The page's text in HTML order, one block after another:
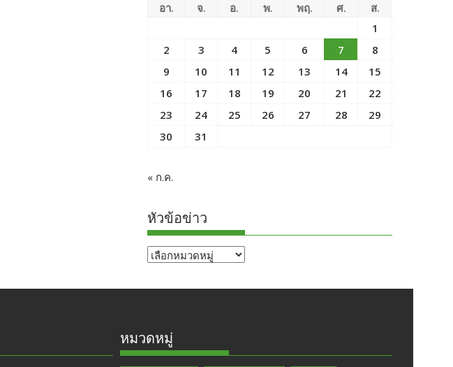
อา. จ. อ. พ. พฤ. ศ.
ส.
1
2
3 4 5 6 7
8
9
10 11 12 13 14
15
16
17 18 19 20 21
22
23
24 25 26 27 28
29
30
31
« ก.ค.
หัวข้อข่าว
หัวข้อ
หมวดหมู่